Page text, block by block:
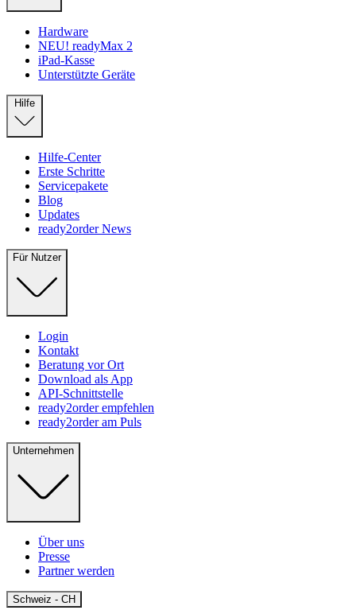
Hardware
NEU! readyMax 2
iPad-Kasse
Unterstützte Geräte
Hilfe-Center
Erste Schritte
Servicepakete
Blog
Updates
ready2order News
Für Nutzer
Login
Kontakt
Beratung vor Ort
Download als App
API-Schnittstelle
ready2order empfehlen
ready2order am Puls
Unternehmen
Über uns
Presse
Partner werden
Schweiz - CHOpen